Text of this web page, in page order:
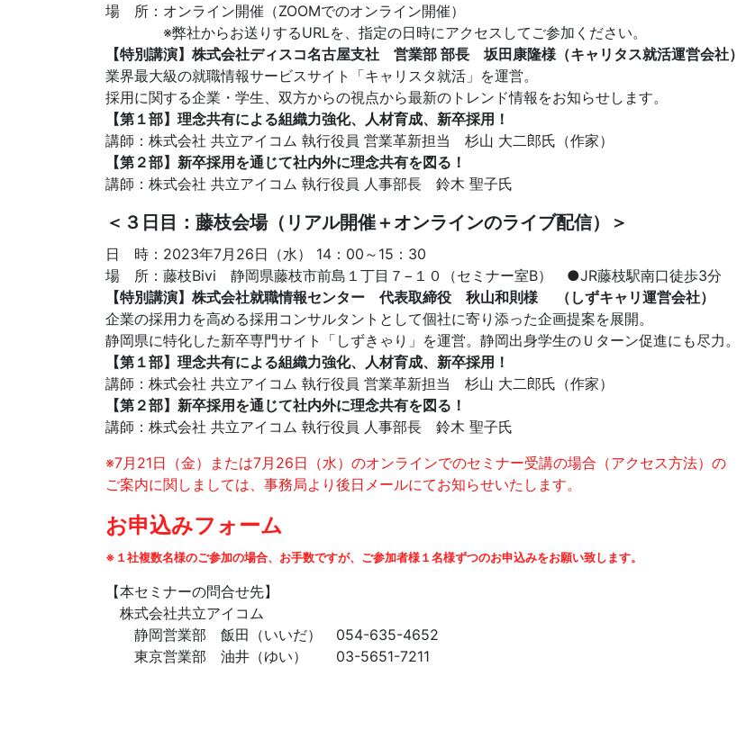
場 所：オンライン開催（ZOOMでのオンライン開催）
※弊社からお送りするURLを、指定の日時にアクセスしてご参加ください。
【特別講演】株式会社ディスコ名古屋支社 営業部 部長 坂田康隆様（キャリタス就活運営会社）
業界最大級の就職情報サービスサイト「キャリスタ就活」を運営。
採用に関する企業・学生、双方からの視点から最新のトレンド情報をお知らせします。
【第１部】理念共有による組織力強化、人材育成、新卒採用！
講師：株式会社 共立アイコム 執行役員 営業革新担当 杉山 大二郎氏（作家）
【第２部】新卒採用を通じて社内外に理念共有を図る！
講師：株式会社 共立アイコム 執行役員 人事部長 鈴木 聖子氏
＜３日目：藤枝会場（リアル開催＋オンラインのライブ配信）＞
日 時：2023年7月26日（水） 14：00～15：30
場 所：藤枝Bivi 静岡県藤枝市前島１丁目７−１０（セミナー室B） ●JR藤枝駅南口徒歩3分
【特別講演】株式会社就職情報センター 代表取締役 秋山和則様 （しずキャリ運営会社）
企業の採用力を高める採用コンサルタントとして個社に寄り添った企画提案を展開。
静岡県に特化した新卒専門サイト「しずきゃり」を運営。静岡出身学生のＵターン促進にも尽力。
【第１部】理念共有による組織力強化、人材育成、新卒採用！
講師：株式会社 共立アイコム 執行役員 営業革新担当 杉山 大二郎氏（作家）
【第２部】新卒採用を通じて社内外に理念共有を図る！
講師：株式会社 共立アイコム 執行役員 人事部長 鈴木 聖子氏
※7月21日（金）または7月26日（水）のオンラインでのセミナー受講の場合（アクセス方法）の
ご案内に関しましては、事務局より後日メールにてお知らせいたします。
お申込みフォーム
※１社複数名様のご参加の場合、お手数ですが、ご参加者様１名様ずつのお申込みをお願い致します。
【本セミナーの問合せ先】
株式会社共立アイコム
静岡営業部 飯田（いいだ） 054-635-4652
東京営業部 油井（ゆい） 03-5651-7211